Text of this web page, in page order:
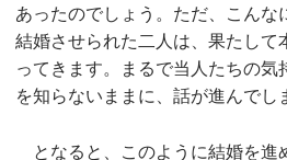
あったのでしょう。ただ、こん
結婚させられた二人は、果たし
ってきます。まるで当人たちの
を知らないままに、話が進んでし
となると、このように結婚を進